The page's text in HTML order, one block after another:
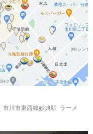
市川市東西線妙典駅
ラーメ